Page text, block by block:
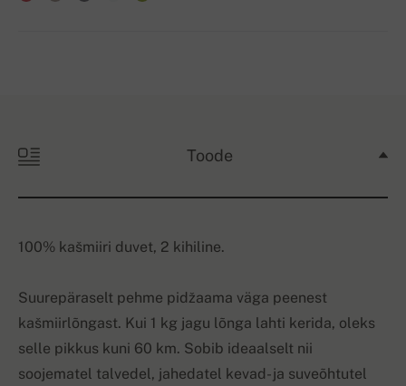
Toode
100% kašmiiri duvet, 2 kihiline.
Suurepäraselt pehme pidžaama väga peenest
kašmiirlõngast. Kui 1 kg jagu lõnga lahti kerida, oleks
selle pikkus kuni 60 km. Sobib ideaalselt nii
soojematel talvedel, jahedatel kevad- ja suveõhtutel